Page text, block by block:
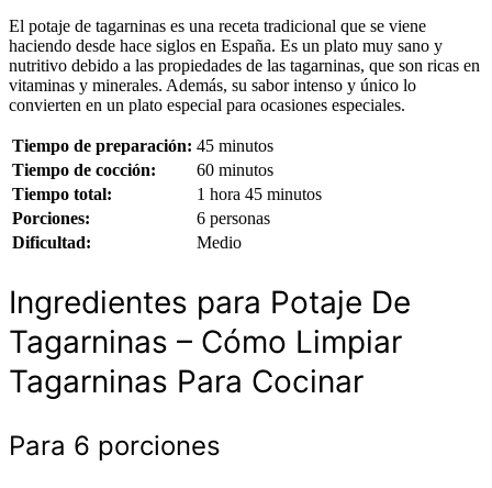
El potaje de tagarninas es una receta tradicional que se viene
haciendo desde hace siglos en España. Es un plato muy sano y
nutritivo debido a las propiedades de las tagarninas, que son ricas en
vitaminas y minerales. Además, su sabor intenso y único lo
convierten en un plato especial para ocasiones especiales.
Tiempo de preparación: 45 minutos
Tiempo de cocción:
60 minutos
Tiempo total:
1 hora 45 minutos
Porciones:
6 personas
Dificultad:
Medio
Ingredientes para Potaje De
Tagarninas – Cómo Limpiar
Tagarninas Para Cocinar
Para 6 porciones